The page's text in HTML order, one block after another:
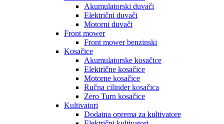
Akumulatorski duvači
Električni duvači
Motorni duvači
Front mower
Front mower benzinski
Kosačice
Akumulatorske kosačice
Električne kosačice
Motorne kosačice
Ručna cilinder kosačica
Zero Turn kosačice
Kultivatori
Dodatna oprema za kultivatore